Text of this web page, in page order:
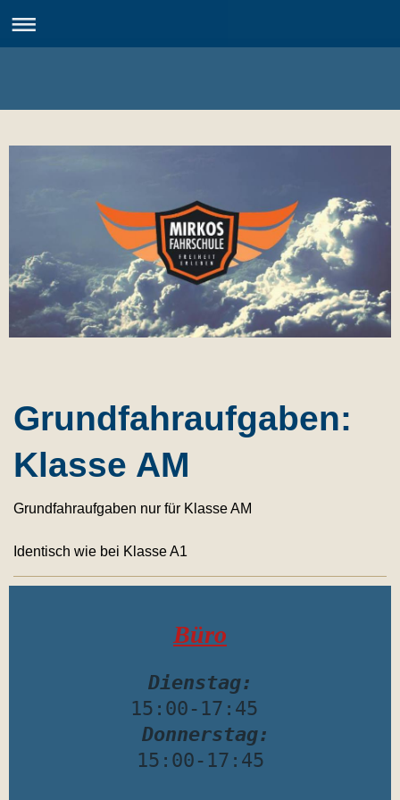
Grundfahraufgaben:
Klasse AM
Grundfahraufgaben nur für Klasse AM
Identisch wie bei Klasse A1
Büro
Dienstag:
15:00-17:45
Donnerstag:
15:00-17:45